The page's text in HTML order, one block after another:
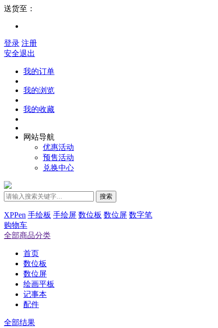
送货至：
登录 注册
安全退出
我的订单
我的浏览
我的收藏
网站导航
优惠活动
预售活动
兑换中心
搜索
XPPen 手绘板 手绘屏 数位板 数位屏 数字笔
购物车
全部商品分类
首页
数位板
数位屏
绘画平板
记事本
配件
全部结果